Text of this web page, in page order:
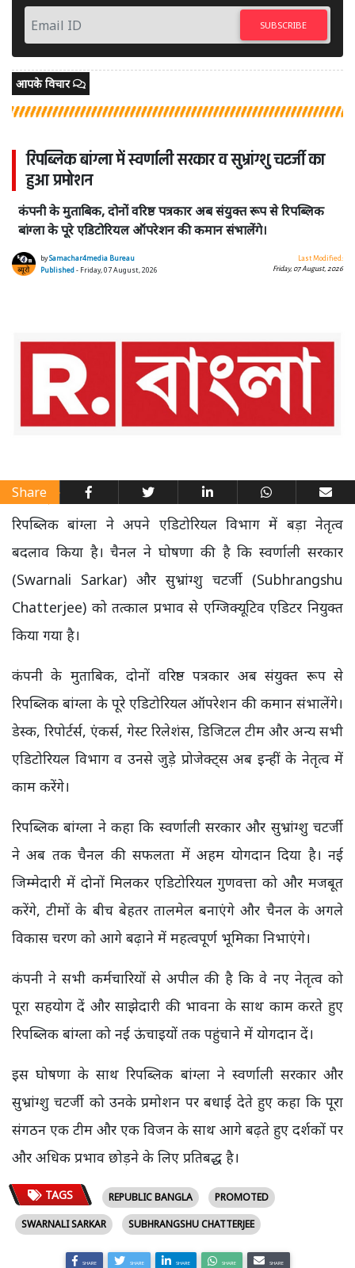
SUBSCRIBE
आपके विचार
रिपब्लिक बांग्ला में स्वर्णाली सरकार व सुभ्रांग्शु चटर्जी का
हुआ प्रमोशन
कंपनी के मुताबिक, दोनों वरिष्ठ पत्रकार अब संयुक्त रूप से रिपब्लिक
बांग्ला के पूरे एडिटोरियल ऑपरेशन की कमान संभालेंगे।
bySamachar4media Bureau
Published- Friday, 07 August, 2026
Last Modified:
Friday, 07 August, 2026
Share
रिपब्लिक बांग्ला ने अपने एडिटोरियल विभाग में बड़ा नेतृत्व
बदलाव किया है। चैनल ने घोषणा की है कि स्वर्णाली सरकार
(Swarnali Sarkar) और सुभ्रांग्शु चटर्जी (Subhrangshu
Chatterjee) को तत्काल प्रभाव से एग्जिक्यूटिव एडिटर नियुक्त
किया गया है।
कंपनी के मुताबिक, दोनों वरिष्ठ पत्रकार अब संयुक्त रूप से
रिपब्लिक बांग्ला के पूरे एडिटोरियल ऑपरेशन की कमान संभालेंगे।
डेस्क, रिपोर्टर्स, एंकर्स, गेस्ट रिलेशंस, डिजिटल टीम और अन्य सभी
एडिटोरियल विभाग व उनसे जुड़े प्रोजेक्ट्स अब इन्हीं के नेतृत्व में
काम करेंगे।
रिपब्लिक बांग्ला ने कहा कि स्वर्णाली सरकार और सुभ्रांग्शु चटर्जी
ने अब तक चैनल की सफलता में अहम योगदान दिया है। नई
जिम्मेदारी में दोनों मिलकर एडिटोरियल गुणवत्ता को और मजबूत
करेंगे, टीमों के बीच बेहतर तालमेल बनाएंगे और चैनल के अगले
विकास चरण को आगे बढ़ाने में महत्वपूर्ण भूमिका निभाएंगे।
कंपनी ने सभी कर्मचारियों से अपील की है कि वे नए नेतृत्व को
पूरा सहयोग दें और साझेदारी की भावना के साथ काम करते हुए
रिपब्लिक बांग्ला को नई ऊंचाइयों तक पहुंचाने में योगदान दें।
इस घोषणा के साथ रिपब्लिक बांग्ला ने स्वर्णाली सरकार और
सुभ्रांग्शु चटर्जी को उनके प्रमोशन पर बधाई देते हुए कहा कि पूरा
संगठन एक टीम और एक विजन के साथ आगे बढ़ते हुए दर्शकों पर
और अधिक प्रभाव छोड़ने के लिए प्रतिबद्ध है।
TAGS REPUBLIC BANGLA
PROMOTED
SWARNALI SARKAR
SUBHRANGSHU CHATTERJEE
SHARE SHARE SHARE SHARE SHARE